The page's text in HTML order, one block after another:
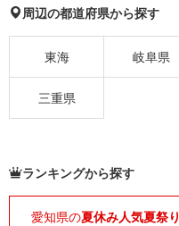
周辺の都道府県から探す
東海 岐阜県
三重県
ランキングから探す
愛知県の夏休み人気夏祭り